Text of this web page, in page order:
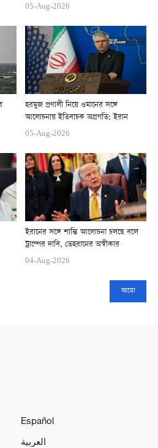
05-Aug-2026
হরমুজ প্রণালী নিয়ে ওমানের সঙ্গে
আলোচনায় ইতিবাচক অগ্রগতি: ইরান
05-Aug-2026
ইরানের সঙ্গে শান্তি আলোচনা চলছে বলে
ট্রাম্পের দাবি, তেহরানের অস্বীকার
04-Aug-2026
আরো
Español
العربية